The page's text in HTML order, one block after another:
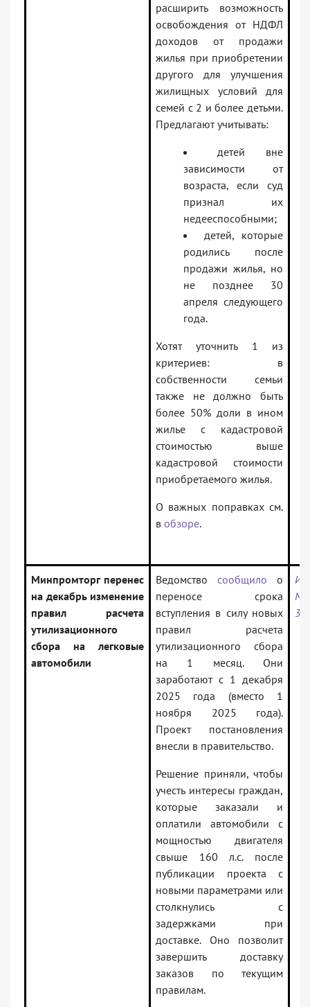
расширить возможность
освобождения от НДФЛ
доходов от продажи
жилья при приобретении
другого для улучшения
жилищных условий для
семей с 2 и более детьми.
Предлагают учитывать:
детей вне
зависимости от
возраста, если суд
признал их
недееспособными;
детей, которые
родились после
продажи жилья, но
не позднее 30
апреля следующего
года.
Хотят уточнить 1 из
критериев: в
собственности семьи
также не должно быть
более 50% доли в ином
жилье с кадастровой
стоимостью выше
кадастровой стоимости
приобретаемого жилья.
О важных поправках см.
в обзоре.
Минпромторг перенес
на декабрь изменение
правил расчета
утилизационного
сбора на легковые
автомобили
Ведомство сообщило о
переносе срока
вступления в силу новых
правил расчета
утилизационного сбора
на 1 месяц. Они
заработают с 1 декабря
2025 года (вместо 1
ноября 2025 года).
Проект постановления
внесли в правительство.
Решение приняли, чтобы
учесть интересы граждан,
которые заказали и
оплатили автомобили с
мощностью двигателя
свыше 160 л.с. после
публикации проекта с
новыми параметрами или
столкнулись с
задержками при
доставке. Оно позволит
завершить доставку
заказов по текущим
правилам.